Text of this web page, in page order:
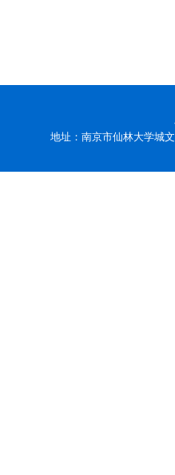
地址：南京市仙林大学城